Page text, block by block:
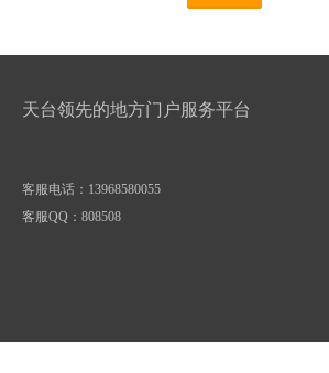
天台领先的地方门户服务平台
客服电话：13968580055
客服QQ： 808508